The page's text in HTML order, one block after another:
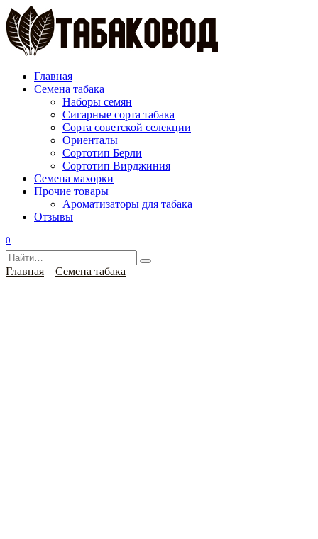
Перейти
к
содержанию
Главная
Семена табака
Наборы семян
Сигарные сорта табака
Сорта советской селекции
Ориенталы
Сортотип Берли
Сортотип Вирджиния
Семена махорки
Прочие товары
Ароматизаторы для табака
Отзывы
0
Search
for:
Главная Семена табака